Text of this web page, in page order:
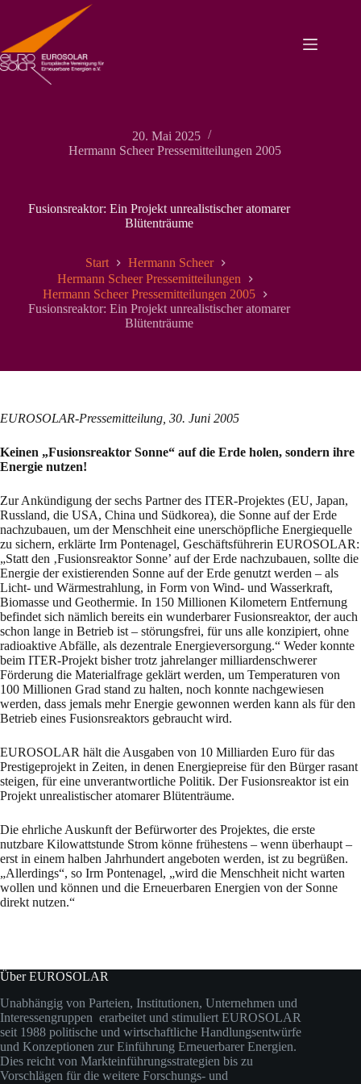
springen
20. Mai 2025
Hermann Scheer Pressemitteilungen 2005
Fusionsreaktor: Ein Projekt unrealistischer atomarer
Blütenträume
Start
Hermann Scheer
Hermann Scheer Pressemitteilungen
Hermann Scheer Pressemitteilungen 2005
Fusionsreaktor: Ein Projekt unrealistischer atomarer
Blütenträume
EUROSOLAR-Pressemitteilung, 30. Juni 2005
Keinen „Fusionsreaktor Sonne“ auf die Erde holen, sondern ihre
Energie nutzen!
Zur Ankündigung der sechs Partner des ITER-Projektes (EU, Japan,
Russland, die USA, China und Südkorea), die Sonne auf der Erde
nachzubauen, um der Menschheit eine unerschöpfliche Energiequelle
zu sichern, erklärte Irm Pontenagel, Geschäftsführerin EUROSOLAR:
„Statt den ‚Fusionsreaktor Sonne’ auf der Erde nachzubauen, sollte die
Energie der existierenden Sonne auf der Erde genutzt werden – als
Licht- und Wärmestrahlung, in Form von Wind- und Wasserkraft,
Biomasse und Geothermie. In 150 Millionen Kilometern Entfernung
befindet sich nämlich bereits ein wunderbarer Fusionsreaktor, der auch
schon lange in Betrieb ist – störungsfrei, für uns alle konzipiert, ohne
radioaktive Abfälle, als dezentrale Energieversorgung.“ Weder konnte
beim ITER-Projekt bisher trotz jahrelanger milliardenschwerer
Förderung die Materialfrage geklärt werden, um Temperaturen von
100 Millionen Grad stand zu halten, noch konnte nachgewiesen
werden, dass jemals mehr Energie gewonnen werden kann als für den
Betrieb eines Fusionsreaktors gebraucht wird.
EUROSOLAR hält die Ausgaben von 10 Milliarden Euro für das
Prestigeprojekt in Zeiten, in denen Energiepreise für den Bürger rasant
steigen, für eine unverantwortliche Politik. Der Fusionsreaktor ist ein
Projekt unrealistischer atomarer Blütenträume.
Die ehrliche Auskunft der Befürworter des Projektes, die erste
nutzbare Kilowattstunde Strom könne frühestens – wenn überhaupt –
erst in einem halben Jahrhundert angeboten werden, ist zu begrüßen.
„Allerdings“, so Irm Pontenagel, „wird die Menschheit nicht warten
wollen und können und die Erneuerbaren Energien von der Sonne
direkt nutzen.“
Über EUROSOLAR
Unabhängig von Parteien, Institutionen, Unternehmen und
Interessengruppen erarbeitet und stimuliert EUROSOLAR
seit 1988 politische und wirtschaftliche Handlungsentwürfe
und Konzeptionen zur Einführung Erneuerbarer Energien.
Dies reicht von Markteinführungsstrategien bis zu
Vorschlägen für die weitere Forschungs- und